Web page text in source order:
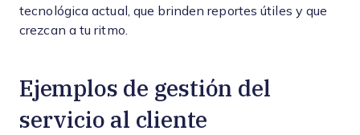
tecnológica actual, que brinden reportes útiles y que
crezcan a tu ritmo.
Ejemplos de gestión del
servicio al cliente